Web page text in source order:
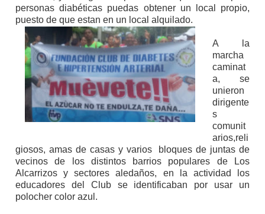
personas diabéticas puedas obtener un local propio,
puesto de que estan en un local alquilado.
A la
marcha
caminat
a, se
unieron
dirigente
s
comunit
arios,reli
giosos, amas de casas y varios bloques de juntas de
vecinos de los distintos barrios populares de Los
Alcarrizos y sectores aledaños, en la actividad los
educadores del Club se identificaban por usar un
polocher color azul.